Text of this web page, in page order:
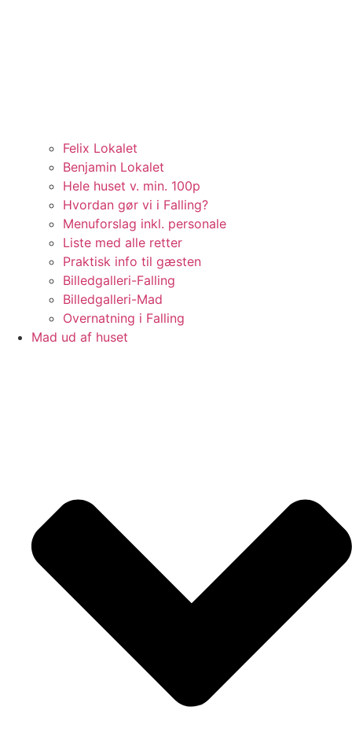
Felix Lokalet
Benjamin Lokalet
Hele huset v. min. 100p
Hvordan gør vi i Falling?
Menuforslag inkl. personale
Liste med alle retter
Praktisk info til gæsten
Billedgalleri-Falling
Billedgalleri-Mad
Overnatning i Falling
Mad ud af huset